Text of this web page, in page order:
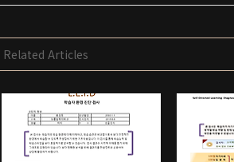
Related Articles